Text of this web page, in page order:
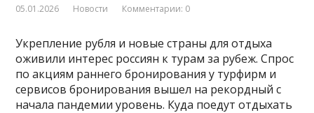
05.01.2026 Новости Комментарии: 0
Укрепление рубля и новые страны для отдыха
оживили интерес россиян к турам за рубеж. Спрос
по акциям раннего бронирования у турфирм и
сервисов бронирования вышел на рекордный с
начала пандемии уровень. Куда поедут отдыхать